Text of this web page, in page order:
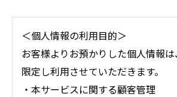
＜個人情報の利用目的＞
お客様よりお預かりした個人情報
限定し利用させていただきます。
・本サービスに関する顧客管理